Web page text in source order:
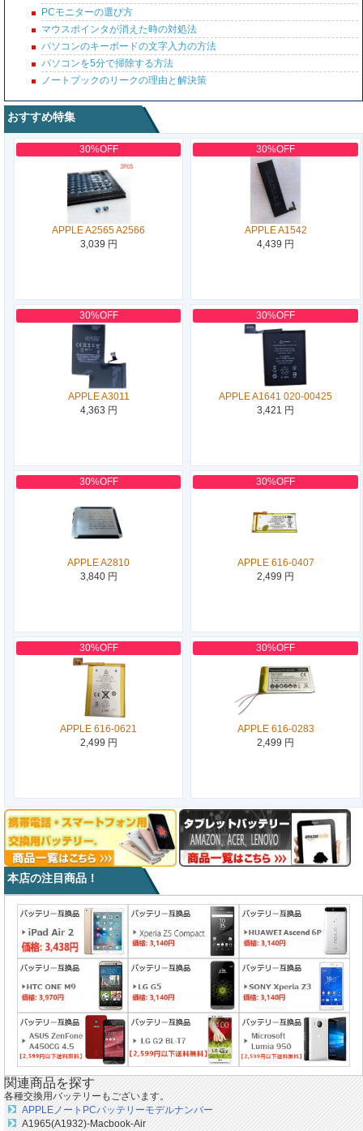
PCモニターの選び方
マウスポインタが消えた時の対処法
パソコンのキーボードの文字入力の方法
パソコンを5分で掃除する方法
ノートブックのリークの理由と解決策
おすすめ特集
30%OFF
APPLE A2565 A2566
3,039 円
30%OFF
APPLE A1542
4,439 円
30%OFF
APPLE A3011
4,363 円
30%OFF
APPLE A1641 020-00425
3,421 円
30%OFF
APPLE A2810
3,840 円
30%OFF
APPLE 616-0407
2,499 円
30%OFF
APPLE 616-0621
2,499 円
30%OFF
APPLE 616-0283
2,499 円
本店の注目商品！
関連商品を探す
各種交換用バッテリーもございます。
APPLEノートPCバッテリーモデルナンバー
A1965(A1932)-Macbook-Air